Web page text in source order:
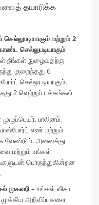
தயாரிக்க
மற்றும் 2
செல்லுபடியாகும்
நீங்கள் நுழைவதற்கு
குறைந்தது 6
செல்லுபடியாகும்.
2 வெற்றுப் பக்கங்கள்
பாலினம்,
பாஸ்போர்ட் எண் மற்றும்
வேண்டும். அனைத்து
மற்றும் உங்கள்
பொருந்துகின்றன
முகவரி– உங்கள் விசா
அறிவிப்புகளை